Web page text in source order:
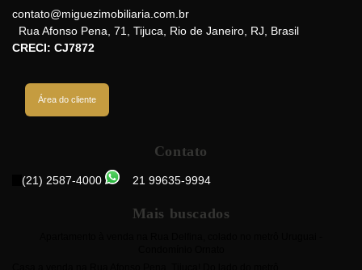
contato@miguezimobiliaria.com.br
Rua Afonso Pena 71 Tijuca Rio de Janeiro RJ
Brasil
CRECI: CJ7872
Área do cliente
Contato
(21) 2587-4000 21 99635-9994
Mais buscados